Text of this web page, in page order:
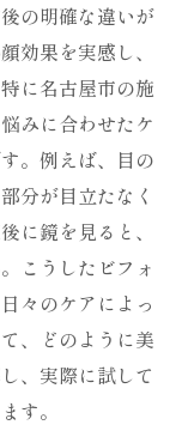
の明確な違いが
効果を実感し、
に名古屋市の施
みに合わせたケ
。例えば、目の
分が目立たなく
に鏡を見ると、
こうしたビフォ
々のケアによっ
、どのように美
、実際に試して
す。